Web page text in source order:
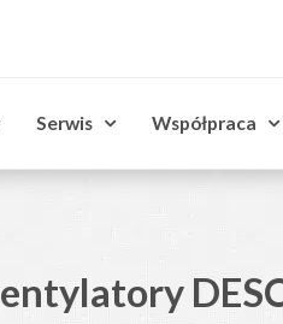
Serwis Współpraca